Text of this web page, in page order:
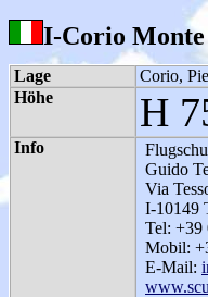
I-Corio Monte
Lage
Corio,
Höhe
H
Info
Guido
Via
I-10149
Tel: +39
Mobil:
E-Mail: